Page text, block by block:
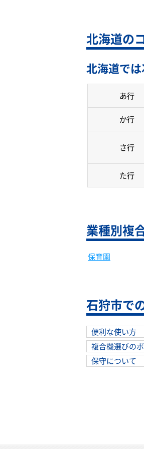
北海道の
北海道では
あ行
か行
さ行
た行
業種別複
保育園
石狩市で